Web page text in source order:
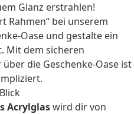
Glanz erstrahlen!
Rahmen“ bei unserem
Oase und gestalte ein
Mit dem sicheren
die Geschenke-Oase ist
Acrylglaswird dir von